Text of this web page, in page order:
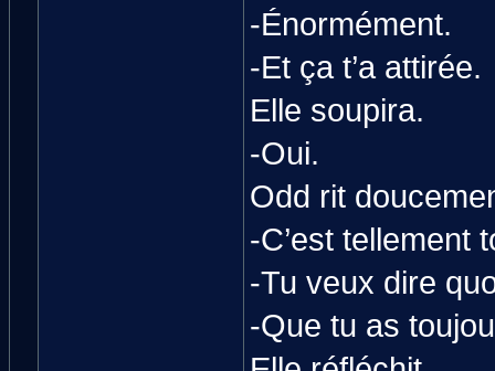
-Énormément.
-Et ça t’a attirée.
Elle soupira.
-Oui.
Odd rit
-C’est tellement
-Tu veux dire
-Que tu as